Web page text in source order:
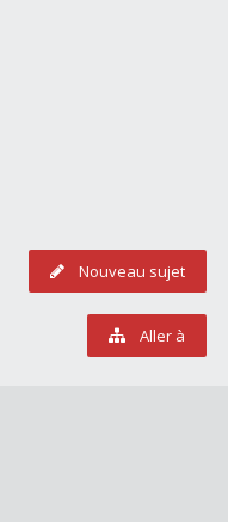
Nouveau sujet
Aller à